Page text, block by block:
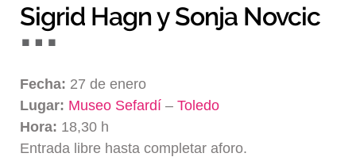
Sigrid Hagn y Sonja Novcic
Fecha: 27 de enero
Lugar: Museo Sefardí–Toledo
Hora: 18,30 h
Entrada libre hasta completar aforo.